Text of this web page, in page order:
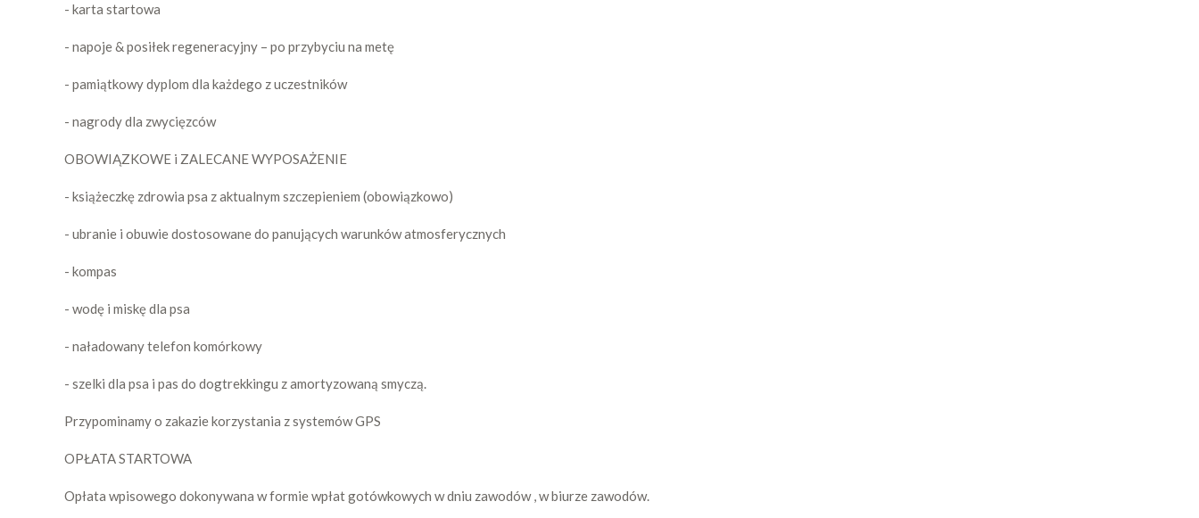
- karta startowa
- napoje & posiłek regeneracyjny – po przybyciu na metę
- pamiątkowy dyplom dla każdego z uczestników
- nagrody dla zwycięzców
OBOWIĄZKOWE i ZALECANE WYPOSAŻENIE
- książeczkę zdrowia psa z aktualnym szczepieniem (obowiązkowo)
- ubranie i obuwie dostosowane do panujących warunków atmosferycznych
- kompas
- wodę i miskę dla psa
- naładowany telefon komórkowy
- szelki dla psa i pas do dogtrekkingu z amortyzowaną smyczą.
Przypominamy o zakazie korzystania z systemów GPS
OPŁATA STARTOWA
Opłata wpisowego dokonywana w formie wpłat gotówkowych w dniu zawodów , w biurze zawodów.